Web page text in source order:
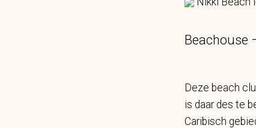
Beachouse
Deze beach
is daar des te
Caribisch